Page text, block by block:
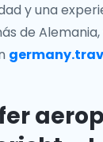
y una
de